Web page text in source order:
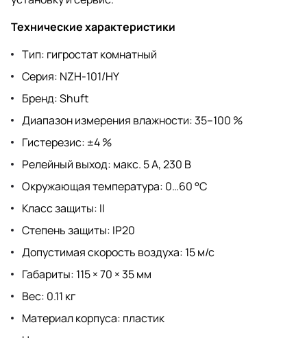
Технические характеристики
Тип: гигростат комнатный
Серия: NZH-101/HY
Бренд: Shuft
Диапазон измерения влажности: 35–100 %
Гистерезис: ±4 %
Релейный выход: макс. 5 А, 230 В
Окружающая температура: 0…60 °C
Класс защиты: II
Степень защиты: IP20
Допустимая скорость воздуха: 15 м/с
Габариты: 115 × 70 × 35 мм
Вес: 0.11 кг
Материал корпуса: пластик